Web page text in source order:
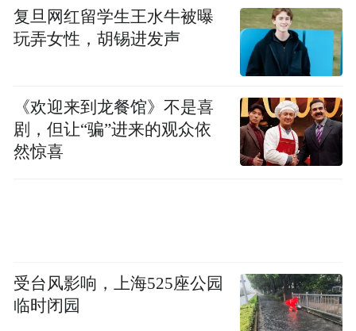
复旦网红留学生王水牛被曝
玩弄女性，胡锡进发声
《欢迎来到龙餐馆》不是喜
剧，但让“骗”进来的观众依
然惊喜
受台风影响，上海525座公园
临时闭园